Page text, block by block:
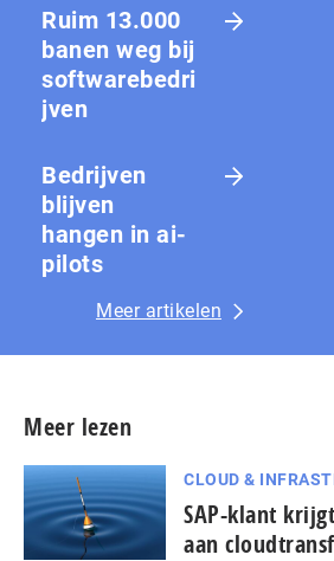
Ruim 13.000
banen weg bij
softwarebedri
jven
Bedrijven
blijven
hangen in ai-
pilots
Meer artikelen
Meer lezen
CLOUD &
SAP-klant
aan